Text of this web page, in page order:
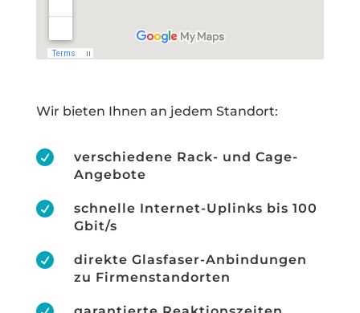
Wir bieten Ihnen an jedem Standort:

verschiedene Rack- und Cage-
Angebote

schnelle Internet-Uplinks bis 100
Gbit/s

direkte Glasfaser-Anbindungen
zu Firmenstandorten